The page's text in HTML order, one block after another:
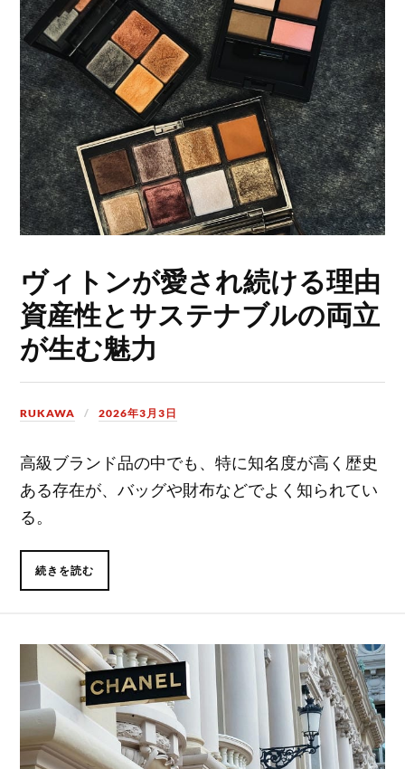
ヴィトンが愛され続ける理由
資産性とサステナブルの両立
が生む魅力
RUKAWA 2026年3月3日
高級ブランド品の中でも、特に知名度が高く歴史
ある存在が、バッグや財布などでよく知られてい
る。
続きを読む